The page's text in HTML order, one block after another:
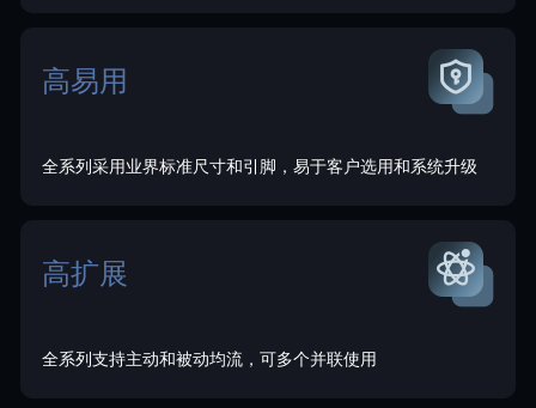
高易用
全系列采用业界标准尺寸和引脚，易于客户选用和系统升级
高扩展
全系列支持主动和被动均流，可多个并联使用